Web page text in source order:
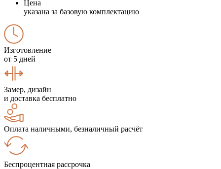
Цена
указана за базовую комплектацию
Изготовление
от 5 дней
Замер, дизайн
и доставка бесплатно
Оплата наличными, безналичный расчёт
Беспроцентная рассрочка